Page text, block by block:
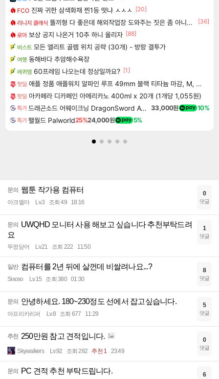
FCO 진짜 귀한 삼색화채 찐1등 떳냐 ㅅㅅㅅ [20]
리니지 클래식 똘끼형 다 좋은데 해외작업장 도와주는 짓은 좀 아니지않냐?
[36]
로아 보상 공지 나온거 10추 하니 올리자 [88]
비스트 모든 엘리트 골렘 위치 공략 (30개) - 방랑 결투가
여행 동해바다 추암해수욕장
레퀴엠 60프레임 나오는데 정상일까요? [1]
핫딜 애플 정품 애플워치 알파인 루프 49mm 블랙 티타늄 마감, M, 라이트 블루
핫딜 아카페라 디카페인 아메리카노 400ml x 20개 (1개당 1,055원)
특가 드래곤소드 어웨이크닝 DragonSword Awakening 33,000원 10%
특가 팰월드 Palworld25%24,000원 5%
문의 웹툰 작가용 컴퓨터
아크엘마 Lv.3 조회 49 18:16
0
댓글
문의
UWQHD 모니터 사용 해보고 싶습니다 추천부탁드려
요
뚜껑닫어 Lv.21 조회 222 11:50
1
댓글
일반 컴퓨터를 2년 뒤에 살껀데 비쌀려나요...?
Sisoso Lv.15 조회 380 01:30
8
댓글
문의 안녕하세요. 180~230정도 선에서 잡고싶습니다.
아프리카리퍼 Lv.8 조회 677 11:29
5
댓글
추천 250만원 참고 견적입니다.
Skywalkers Lv.92 조회 282 추천 1 23:49
0
댓글
문의 PC 견적 추천 부탁드립니다. 6